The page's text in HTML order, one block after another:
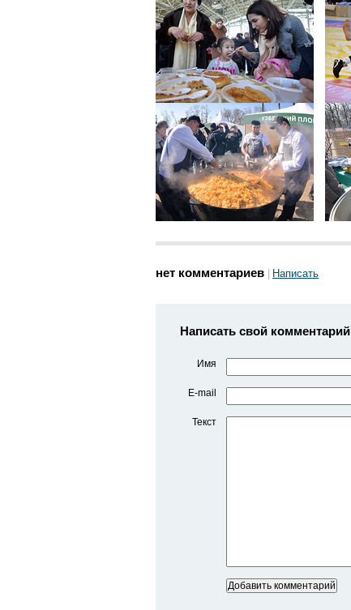
нет комментариев Написать
Написать свой комментарий
Имя
E-mail
Текст